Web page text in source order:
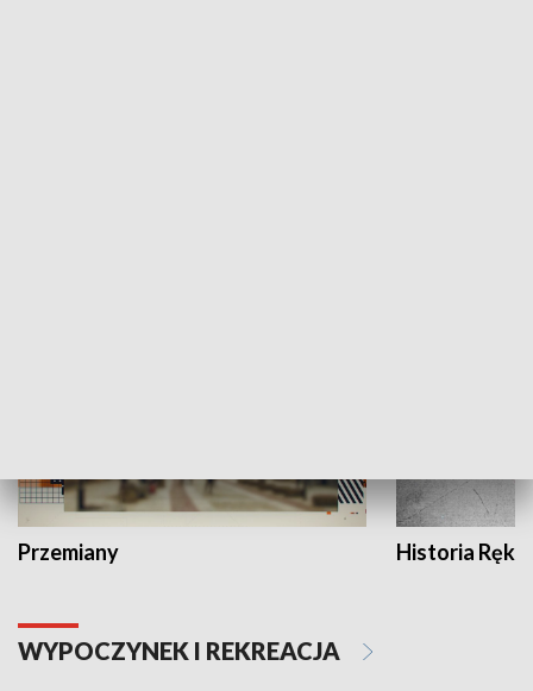
Przemiany Historia Ręką
WYPOCZYNEK I REKREACJA